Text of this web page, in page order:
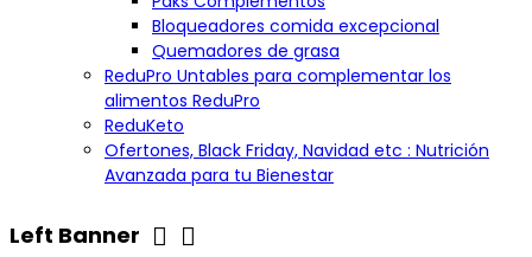
Bloqueadores comida excepcional
Quemadores de grasa
ReduPro Untables para complementar los
alimentos ReduPro
ReduKeto
Ofertones, Black Friday, Navidad etc : Nutrición
Avanzada para tu Bienestar
Left Banner  